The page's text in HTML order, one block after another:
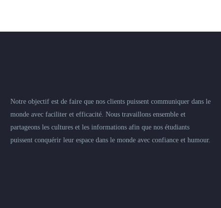
Notre objectif est de faire que nos clients puissent communiquer dans le
monde avec faciliter et efficacité. Nous travaillons ensemble et
partageons les cultures et les informations afin que nos étudiants
puissent conquérir leur espace dans le monde avec confiance et humour.